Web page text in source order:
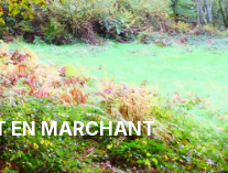
EN MARCHANT